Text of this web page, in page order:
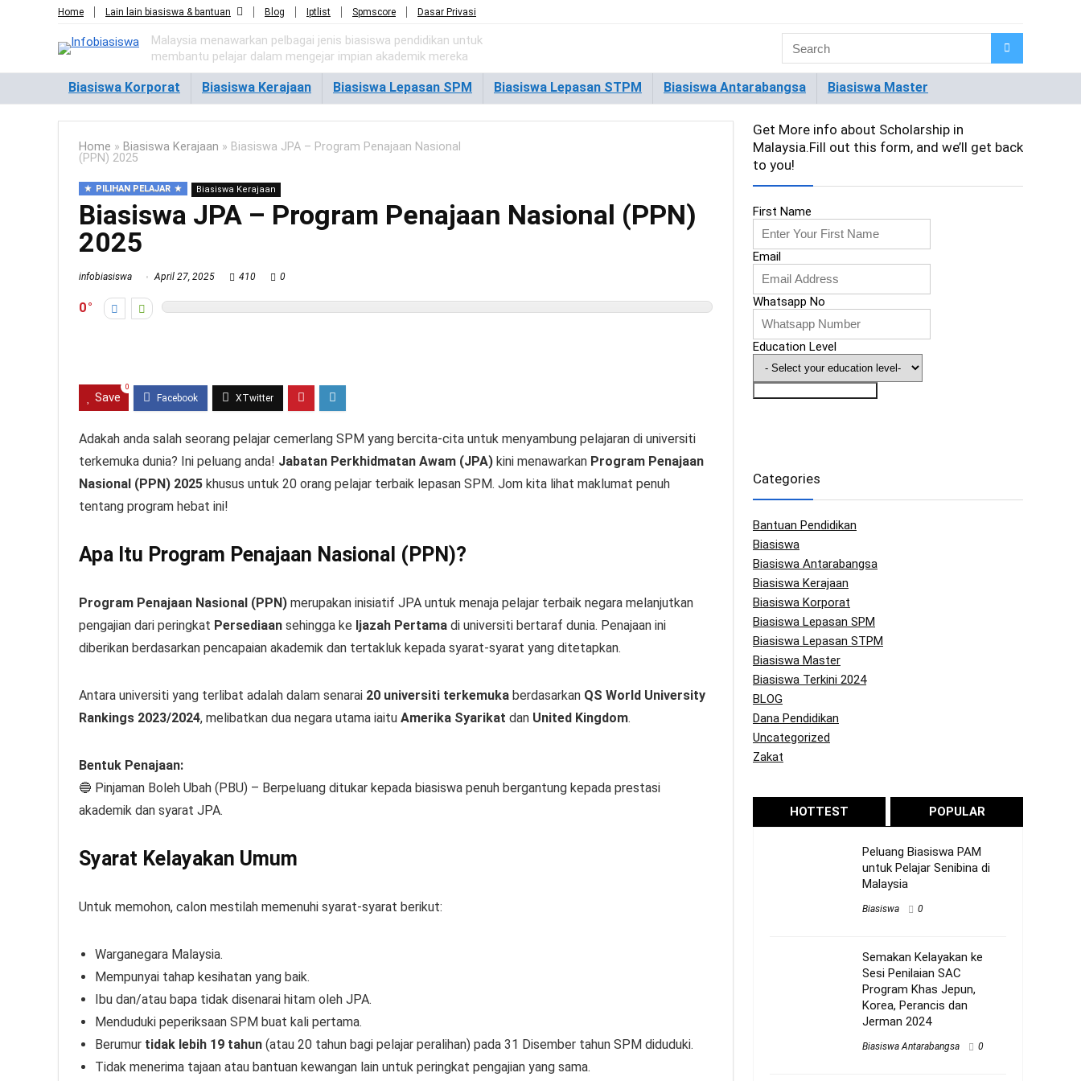
Home Lain lain biasiswa & bantuan Blog Iptlist Spmscore Dasar Privasi
Malaysia menawarkan pelbagai jenis biasiswa pendidikan untuk
membantu pelajar dalam mengejar impian akademik mereka
Biasiswa Korporat Biasiswa Kerajaan Biasiswa Lepasan SPM Biasiswa Lepasan STPM Biasiswa Antarabangsa Biasiswa Master
Home » Biasiswa Kerajaan » Biasiswa JPA – Program Penajaan Nasional
(PPN) 2025
PILIHAN PELAJAR Biasiswa Kerajaan
Biasiswa JPA – Program Penajaan Nasional (PPN)
2025
infobiasiswa April 27, 2025 410 0
0
Save
0
Adakah anda salah seorang pelajar cemerlang SPM yang bercita-cita untuk menyambung pelajaran di universiti
terkemuka dunia? Ini peluang anda! Jabatan Perkhidmatan Awam (JPA) kini menawarkan Program Penajaan
Nasional (PPN) 2025 khusus untuk 20 orang pelajar terbaik lepasan SPM. Jom kita lihat maklumat penuh
tentang program hebat ini!
Apa Itu Program Penajaan Nasional (PPN)?
Program Penajaan Nasional (PPN) merupakan inisiatif JPA untuk menaja pelajar terbaik negara melanjutkan
pengajian dari peringkat Persediaan sehingga ke Ijazah Pertama di universiti bertaraf dunia. Penajaan ini
diberikan berdasarkan pencapaian akademik dan tertakluk kepada syarat-syarat yang ditetapkan.
Antara universiti yang terlibat adalah dalam senarai 20 universiti terkemuka berdasarkan QS World University
Rankings 2023/2024, melibatkan dua negara utama iaitu Amerika Syarikat dan United Kingdom.
Bentuk Penajaan:
🔵 Pinjaman Boleh Ubah (PBU) – Berpeluang ditukar kepada biasiswa penuh bergantung kepada prestasi
akademik dan syarat JPA.
Syarat Kelayakan Umum
Untuk memohon, calon mestilah memenuhi syarat-syarat berikut:
Warganegara Malaysia.
Mempunyai tahap kesihatan yang baik.
Ibu dan/atau bapa tidak disenarai hitam oleh JPA.
Menduduki peperiksaan SPM buat kali pertama.
Berumur tidak lebih 19 tahun (atau 20 tahun bagi pelajar peralihan) pada 31 Disember tahun SPM diduduki.
Tidak menerima tajaan atau bantuan kewangan lain untuk peringkat pengajian yang sama.
Get More info about Scholarship in
Malaysia.Fill out this form, and we’ll get back
to you!
First Name
Email
Whatsapp No
Education Level
Categories
Bantuan Pendidikan
Biasiswa
Biasiswa Antarabangsa
Biasiswa Kerajaan
Biasiswa Korporat
Biasiswa Lepasan SPM
Biasiswa Lepasan STPM
Biasiswa Master
Biasiswa Terkini 2024
BLOG
Dana Pendidikan
Uncategorized
Zakat
HOTTEST POPULAR
Peluang Biasiswa PAM
untuk Pelajar Senibina di
Malaysia
Biasiswa 0
Semakan Kelayakan ke
Sesi Penilaian SAC
Program Khas Jepun,
Korea, Perancis dan
Jerman 2024
Biasiswa Antarabangsa 0